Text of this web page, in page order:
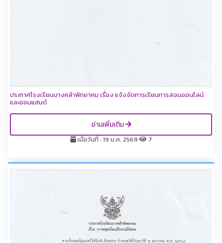
ประกาศโรงเรียนบางคล้าพิทยาคม เรื่อง แจ้งจัดการเรียนการสอนออนไลน์
และออนแฮนด์
อ่านเพิ่มเติม
เมื่อวันที่ : 19 ม.ค. 2569 7